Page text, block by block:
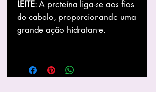
LEITE: A proteína liga-se aos fios
de cabelo, proporcionando uma
grande ação hidratante.